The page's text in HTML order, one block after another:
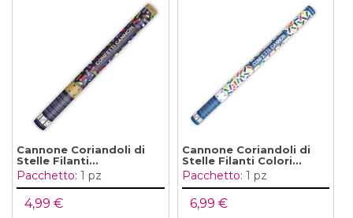
Cannone Coriandoli di
Stelle Filanti...
Pacchetto: 1 pz
4,99 €
Cannone Coriandoli di
Stelle Filanti Colori...
Pacchetto: 1 pz
6,99 €